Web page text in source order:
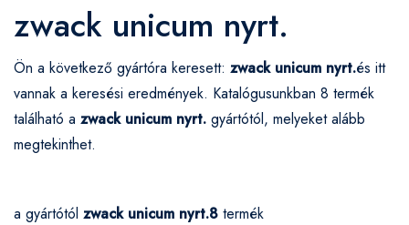
zwack unicum nyrt.
Ön a következő gyártóra keresett: zwack unicum nyrt.és itt
vannak a keresési eredmények. Katalógusunkban 8 termék
található a zwack unicum nyrt. gyártótól, melyeket alább
megtekinthet.
a gyártótól zwack unicum nyrt.8 termék